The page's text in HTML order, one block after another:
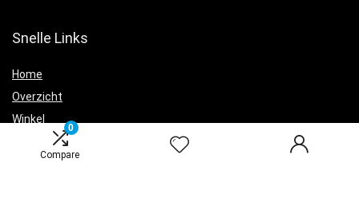
0
Compare
Snelle Links
Home
Overzicht
Winkel
Adverteren